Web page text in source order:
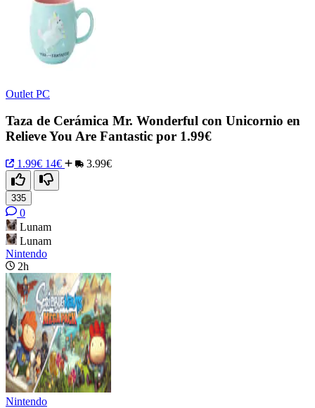
Outlet PC
Taza de Cerámica Mr. Wonderful con Unicornio en
Relieve You Are Fantastic por 1.99€
1.99€ 14€ 3.99€
335
0
Lunam
Lunam
Nintendo
2h
Nintendo